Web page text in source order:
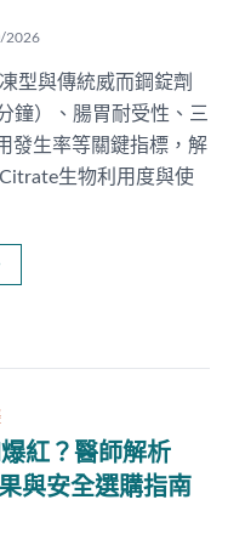
2026
型與傳統威而鋼錠劑
鐘）、腸胃耐受性、三
發生率等關鍵指標，解
生物利用度與使
紅？醫師解析
與安全選購指南